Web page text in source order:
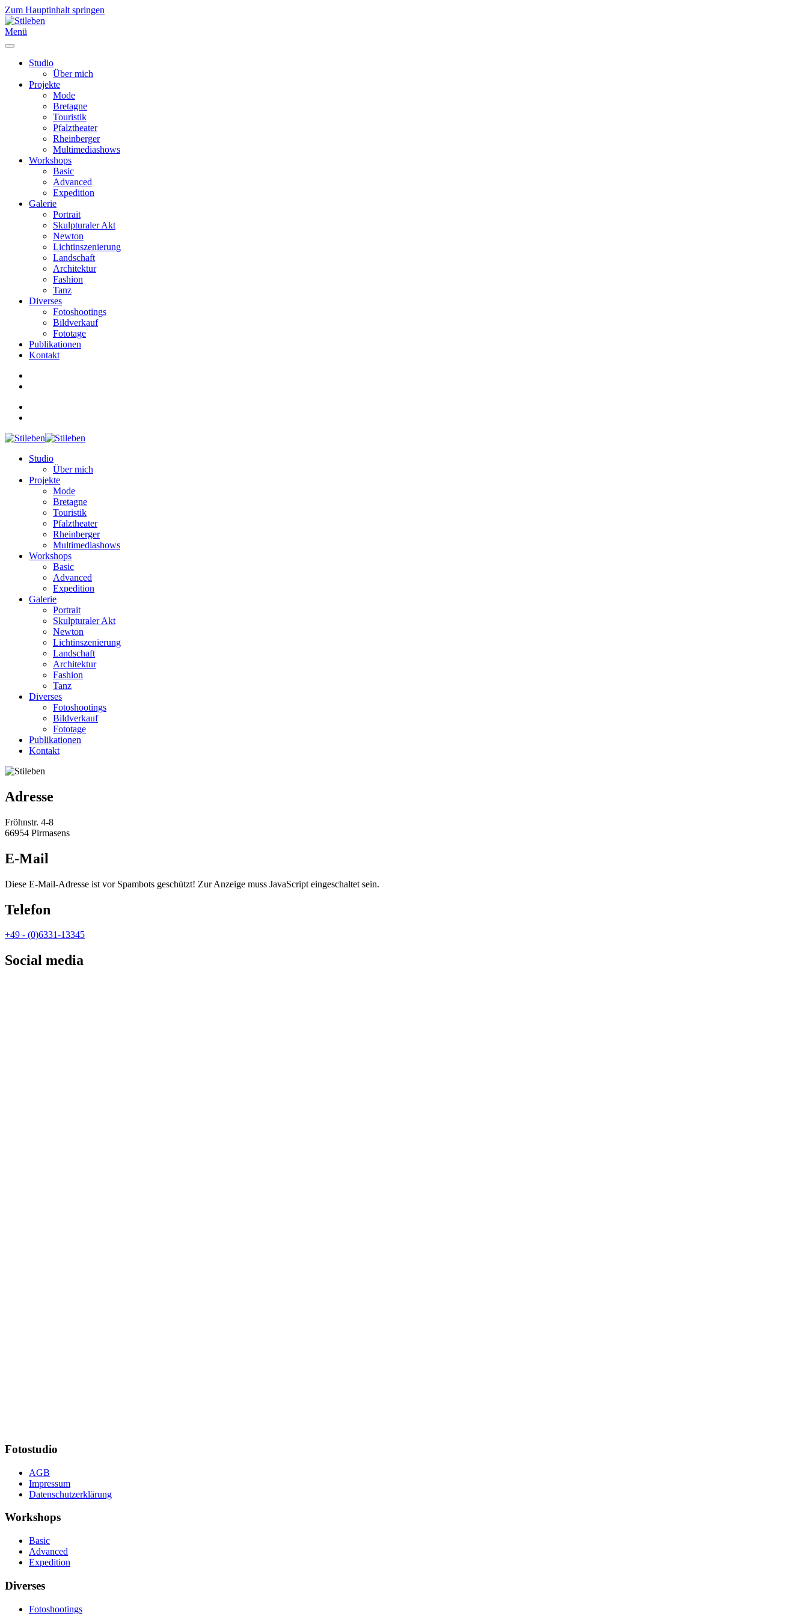
Zum Hauptinhalt springen
Menü
Studio
Über mich
Projekte
Mode
Bretagne
Touristik
Pfalztheater
Rheinberger
Multimediashows
Workshops
Basic
Advanced
Expedition
Galerie
Portrait
Skulpturaler Akt
Newton
Lichtinszenierung
Landschaft
Architektur
Fashion
Tanz
Diverses
Fotoshootings
Bildverkauf
Fototage
Publikationen
Kontakt
Studio
Über mich
Projekte
Mode
Bretagne
Touristik
Pfalztheater
Rheinberger
Multimediashows
Workshops
Basic
Advanced
Expedition
Galerie
Portrait
Skulpturaler Akt
Newton
Lichtinszenierung
Landschaft
Architektur
Fashion
Tanz
Diverses
Fotoshootings
Bildverkauf
Fototage
Publikationen
Kontakt
Adresse
Fröhnstr. 4-8
66954 Pirmasens
E-Mail
Diese E-Mail-Adresse ist vor Spambots geschützt! Zur Anzeige muss JavaScript eingeschaltet sein.
Telefon
+49 - (0)6331-13345
Social media
Fotostudio
AGB
Impressum
Datenschutzerklärung
Workshops
Basic
Advanced
Expedition
Diverses
Fotoshootings